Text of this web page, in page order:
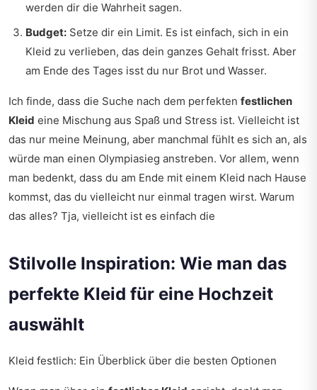
werden dir die Wahrheit sagen.
Budget: Setze dir ein Limit. Es ist einfach, sich in ein
Kleid zu verlieben, das dein ganzes Gehalt frisst. Aber
am Ende des Tages isst du nur Brot und Wasser.
Ich finde, dass die Suche nach dem perfekten festlichen
Kleid eine Mischung aus Spaß und Stress ist. Vielleicht ist
das nur meine Meinung, aber manchmal fühlt es sich an, als
würde man einen Olympiasieg anstreben. Vor allem, wenn
man bedenkt, dass du am Ende mit einem Kleid nach Hause
kommst, das du vielleicht nur einmal tragen wirst. Warum
das alles? Tja, vielleicht ist es einfach die
Stilvolle Inspiration: Wie man das
perfekte Kleid für eine Hochzeit
auswählt
Kleid festlich: Ein Überblick über die besten Optionen